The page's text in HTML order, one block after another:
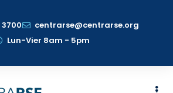
centrarse@centrarse.org
Lun-Vier 8am - 5pm